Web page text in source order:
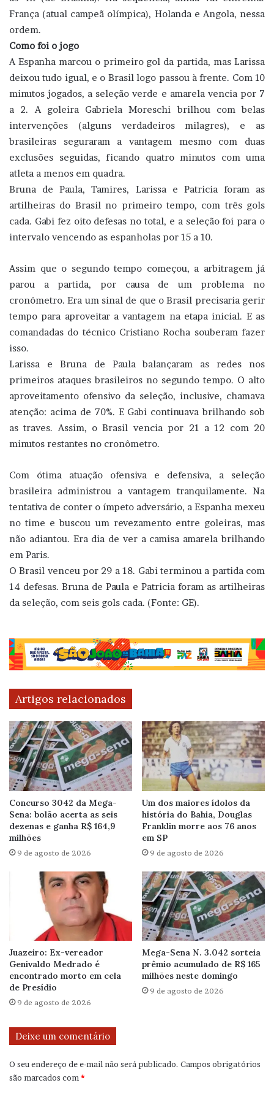
França (atual campeã olímpica), Holanda e Angola, nessa
ordem.
Como foi o jogo
A Espanha marcou o primeiro gol da partida, mas Larissa
deixou tudo igual, e o Brasil logo passou à frente. Com 10
minutos jogados, a seleção verde e amarela vencia por 7
a 2. A goleira Gabriela Moreschi brilhou com belas
intervenções (alguns verdadeiros milagres), e as
brasileiras seguraram a vantagem mesmo com duas
exclusões seguidas, ficando quatro minutos com uma
atleta a menos em quadra.
Bruna de Paula, Tamires, Larissa e Patricia foram as
artilheiras do Brasil no primeiro tempo, com três gols
cada. Gabi fez oito defesas no total, e a seleção foi para o
intervalo vencendo as espanholas por 15 a 10.
Assim que o segundo tempo começou, a arbitragem já
parou a partida, por causa de um problema no
cronômetro. Era um sinal de que o Brasil precisaria gerir
tempo para aproveitar a vantagem na etapa inicial. E as
comandadas do técnico Cristiano Rocha souberam fazer
isso.
Larissa e Bruna de Paula balançaram as redes nos
primeiros ataques brasileiros no segundo tempo. O alto
aproveitamento ofensivo da seleção, inclusive, chamava
atenção: acima de 70%. E Gabi continuava brilhando sob
as traves. Assim, o Brasil vencia por 21 a 12 com 20
minutos restantes no cronômetro.
Com ótima atuação ofensiva e defensiva, a seleção
brasileira administrou a vantagem tranquilamente. Na
tentativa de conter o ímpeto adversário, a Espanha mexeu
no time e buscou um revezamento entre goleiras, mas
não adiantou. Era dia de ver a camisa amarela brilhando
em Paris.
O Brasil venceu por 29 a 18. Gabi terminou a partida com
14 defesas. Bruna de Paula e Patricia foram as artilheiras
da seleção, com seis gols cada. (Fonte: GE).
Artigos relacionados
Concurso 3042 da Mega-
Sena: bolão acerta as seis
dezenas e ganha R$ 164,9
milhões
9 de agosto de 2026
Um dos maiores ídolos da
história do Bahia, Douglas
Franklin morre aos 76 anos
em SP
9 de agosto de 2026
Juazeiro: Ex-vereador
Genivaldo Medrado é
encontrado morto em cela
de Presídio
9 de agosto de 2026
Mega-Sena N. 3.042 sorteia
prêmio acumulado de R$ 165
milhões neste domingo
9 de agosto de 2026
Deixe um comentário
O seu endereço de e-mail não será publicado. Campos obrigatórios
são marcados com *